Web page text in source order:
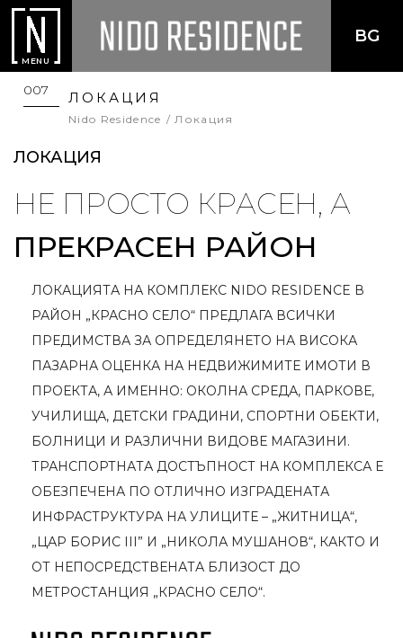
MENU
BG
007 ЛОКАЦИЯ
Nido Residence Локация
ЛОКАЦИЯ
НЕ ПРОСТО КРАСЕН, А
ПРЕКРАСЕН РАЙОН
ЛОКАЦИЯТА НА КОМПЛЕКС NIDO RESIDENCE В
РАЙОН „КРАСНО СЕЛО“ ПРЕДЛАГА ВСИЧКИ
ПРЕДИМСТВА ЗА ОПРЕДЕЛЯНЕТО НА ВИСОКА
ПАЗАРНА ОЦЕНКА НА НЕДВИЖИМИТЕ ИМОТИ В
ПРОЕКТА, А ИМЕННО: ОКОЛНА СРЕДА, ПАРКОВЕ,
УЧИЛИЩА, ДЕТСКИ ГРАДИНИ, СПОРТНИ ОБЕКТИ,
БОЛНИЦИ И РАЗЛИЧНИ ВИДОВЕ МАГАЗИНИ.
ТРАНСПОРТНАТА ДОСТЪПНОСТ НА КОМПЛЕКСА Е
ОБЕЗПЕЧЕНА ПО ОТЛИЧНО ИЗГРАДЕНАТА
ИНФРАСТРУКТУРА НА УЛИЦИТЕ – „ЖИТНИЦА“,
„ЦАР БОРИС III” И „НИКОЛА МУШАНОВ“, КАКТО И
ОТ НЕПОСРЕДСТВЕНАТА БЛИЗОСТ ДО
МЕТРОСТАНЦИЯ „КРАСНО СЕЛО“.